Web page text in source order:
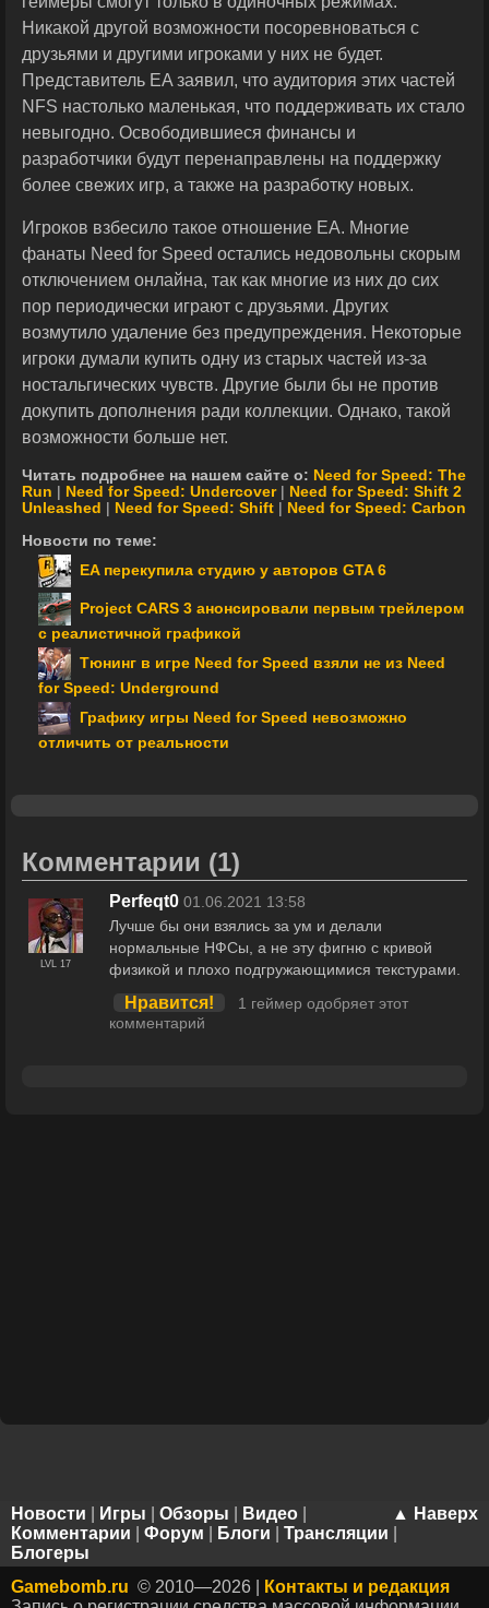
Никакой другой возможности посоревноваться с
друзьями и другими игроками у них не будет.
Представитель EA заявил, что аудитория этих частей
NFS настолько маленькая, что поддерживать их стало
невыгодно. Освободившиеся финансы и
разработчики будут перенаправлены на поддержку
более свежих игр, а также на разработку новых.
Игроков взбесило такое отношение EA. Многие
фанаты Need for Speed остались недовольны скорым
отключением онлайна, так как многие из них до сих
пор периодически играют с друзьями. Других
возмутило удаление без предупреждения. Некоторые
игроки думали купить одну из старых частей из-за
ностальгических чувств. Другие были бы не против
докупить дополнения ради коллекции. Однако, такой
возможности больше нет.
Читать подробнее на нашем сайте о: Need for Speed: The
Run
Need for Speed: Undercover|
Need for Speed: Shift 2
Unleashed
Need for Speed: Shift
Need for Speed: Carbon
Новости по теме:
EA перекупила студию у авторов GTA 6
Project CARS 3 анонсировали первым трейлером
с реалистичной графикой
Тюнинг в игре Need for Speed взяли не из Need
for Speed: Underground
Графику игры Need for Speed невозможно
отличить от реальности
Комментарии (1)
LVL 17
Perfeqt0 01.06.2021 13:58
Лучше бы они взялись за ум и делали
нормальные НФСы, а не эту фигню с кривой
физикой и плохо подгружающимися текстурами.
Нравится!
1 геймер одобряет этот
комментарий
▲ Наверх
Новости Игры Обзоры Видео
Комментарии
Форум Блоги Трансляции
Блогеры
Gamebomb.ru © 2010—2026 |
Контакты и редакция